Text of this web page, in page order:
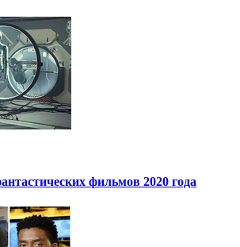
фильмов 2020 года